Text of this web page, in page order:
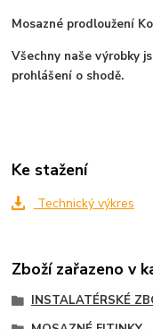
Mosazné prodloužení
Všechny naše výrobky
prohlášení o shodě.
Ke stažení
Technický výkres
Zboží zařazeno v
INSTALATÉRSKÉ